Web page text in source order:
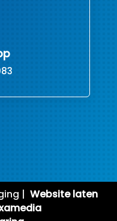
| Website laten